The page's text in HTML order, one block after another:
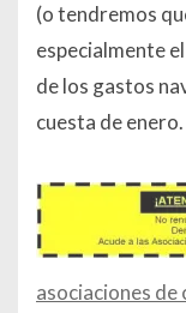
(o tendremos
especialmente
de los gastos
cuesta de enero.
asociaciones de